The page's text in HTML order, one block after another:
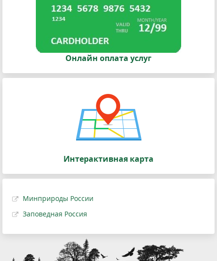
Онлайн оплата услуг
Интерактивная карта
Минприроды России
Заповедная Россия